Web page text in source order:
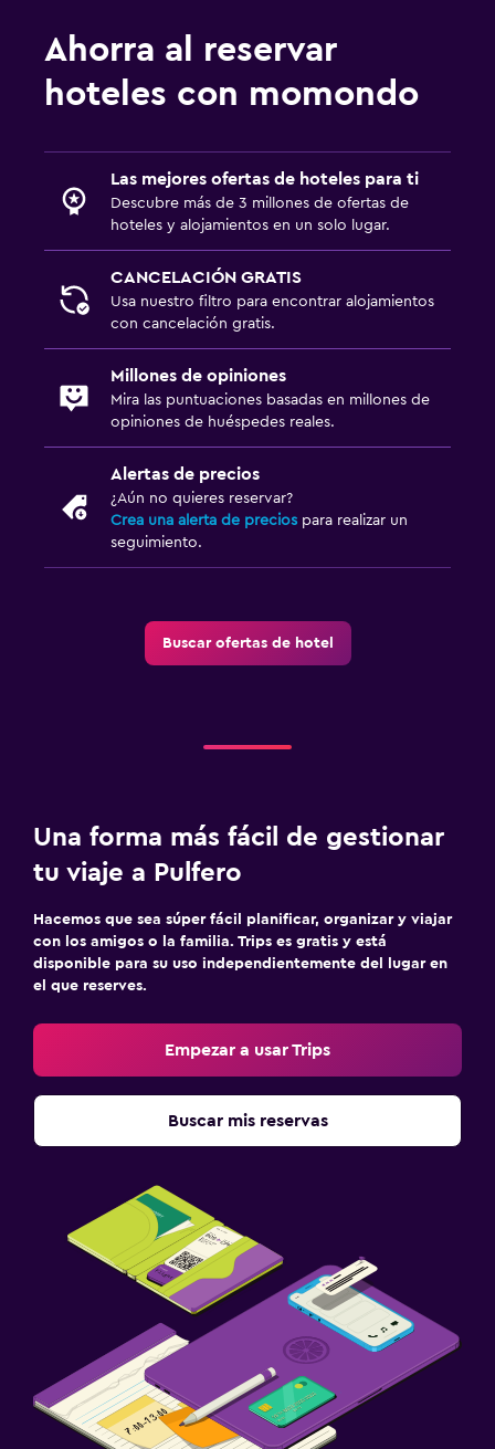
Ahorra al reservar
hoteles con momondo
Las mejores ofertas de hoteles para ti
Descubre más de 3 millones de ofertas de
hoteles y alojamientos en un solo lugar.
CANCELACIÓN GRATIS
Usa nuestro filtro para encontrar alojamientos
con cancelación gratis.
Millones de opiniones
Mira las puntuaciones basadas en millones de
opiniones de huéspedes reales.
Alertas de precios
¿Aún no quieres reservar?
Crea una alerta de precios para realizar un
seguimiento.
Buscar ofertas de hotel
Una forma más fácil de gestionar
tu viaje a Pulfero
Hacemos que sea súper fácil planificar, organizar y viajar
con los amigos o la familia. Trips es gratis y está
disponible para su uso independientemente del lugar en
el que reserves.
Empezar a usar Trips
Buscar mis reservas